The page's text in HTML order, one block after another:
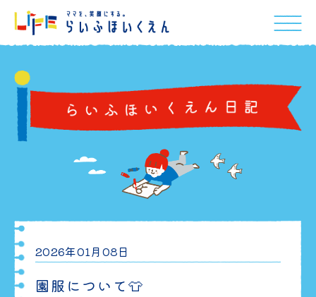
2026年01月08日
園服について👕